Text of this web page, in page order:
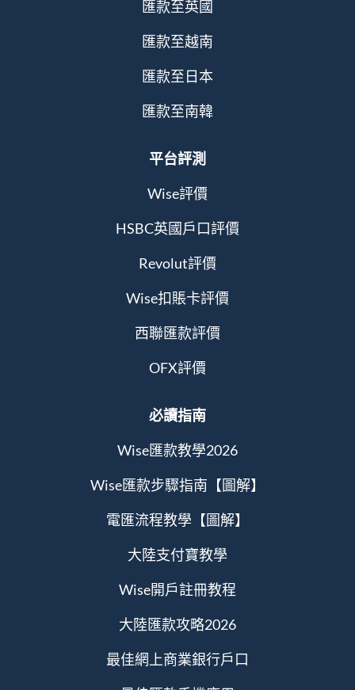
匯款至英國
匯款至越南
匯款至日本
匯款至南韓
平台評測
Wise評價
HSBC英國戶口評價
Revolut評價
Wise扣賬卡評價
西聯匯款評價
OFX評價
必讀指南
Wise匯款教學2026
Wise匯款步驟指南【圖解】
電匯流程教學【圖解】
大陸支付寶教學
Wise開戶註冊教程
大陸匯款攻略2026
最佳網上商業銀行戶口